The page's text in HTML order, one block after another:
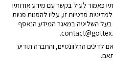
כאמור לעיל בקשר עם מידע אודותיו
פרטיות זו, עליו להפנות פניות
בעל השליטה במאגר המידע הנאסף
.
הרלוונטיים, והחברה תודיע